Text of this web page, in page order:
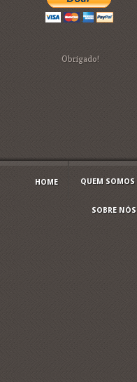
Obrigado!
HOME QUEM SOMOS
SOBRE NÓS